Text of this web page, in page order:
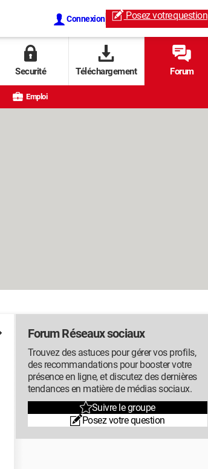
Connexion Posez votrequestion
Securité Téléchargement Forum
Emploi
Forum Réseaux sociaux
Trouvez des astuces pour gérer vos profils,
des recommandations pour booster votre
présence en ligne, et discutez des dernières
tendances en matière de médias sociaux.
Suivre le groupe
Posez votre question